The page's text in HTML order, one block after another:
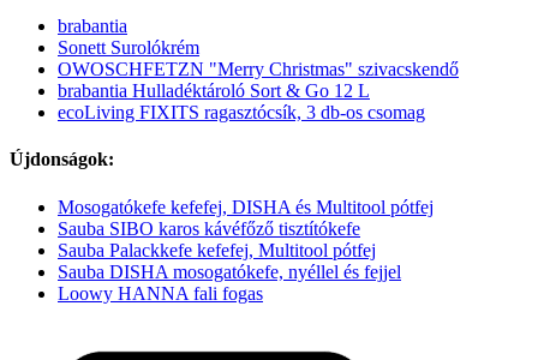
brabantia
Sonett Surolókrém
OWOSCHFETZN "Merry Christmas" szivacskendő
brabantia Hulladéktároló Sort & Go 12 L
ecoLiving FIXITS ragasztócsík, 3 db-os csomag
Újdonságok:
Mosogatókefe kefefej, DISHA és Multitool pótfej
Sauba SIBO karos kávéfőző tisztítókefe
Sauba Palackkefe kefefej, Multitool pótfej
Sauba DISHA mosogatókefe, nyéllel és fejjel
Loowy HANNA fali fogas